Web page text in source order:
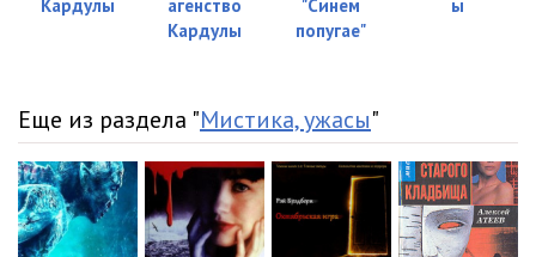
Кардулы
агенство
Кардулы
"Синем
попугае"
ы
Еще из раздела "Мистика, ужасы"